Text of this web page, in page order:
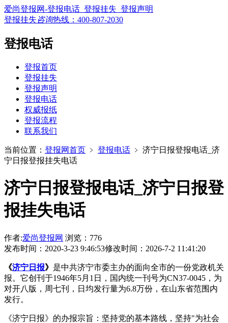
爱尚登报网-登报电话_登报挂失_登报声明
登报挂失咨询热线： 400-807-2030
登报电话
登报首页
登报挂失
登报声明
登报电话
权威报纸
登报流程
联系我们
当前位置： 登报网首页 ﹥ 登报电话 ﹥ 济宁日报登报电话_济
宁日报登报挂失电话
济宁日报登报电话_济宁日报登
报挂失电话
作者:爱尚登报网 浏览：776
发布时间：2020-3-23 9:46:53修改时间：2026-7-2 11:41:20
《济宁日报》 是中共济宁市委主办的面向全市的一份党政机关
报。它创刊于1946年5月1日，国内统一刊号为CN37-0045，为
对开八版，周七刊，日均发行量为6.8万份，在山东省范围内
发行。
《济宁日报》的办报宗旨：坚持党的基本路线，坚持"为社会